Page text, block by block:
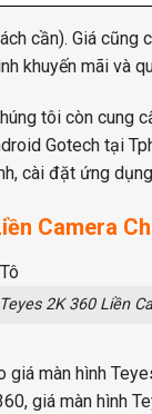
cần). Giá
khuyến mãi và
tôi còn
Gotech tại
cài đặt ứng
Camera
2K 360 Liền
màn hình
giá màn hình